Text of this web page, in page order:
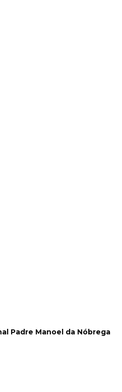
Padre Manoel da Nóbrega